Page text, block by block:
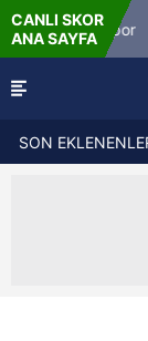
CANLI SKOR
ANA SAYFAFC Kairat
SON